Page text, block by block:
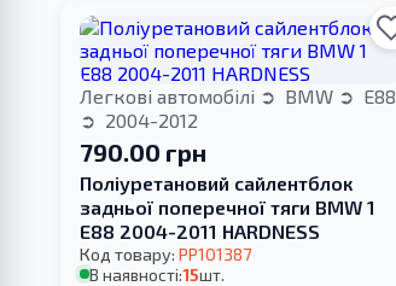
Легкові автомобілі BMW
E88
2004-2012
790.00 грн
Поліуретановий сайлентблок
задньої поперечної тяги BMW 1
E88 2004-2011 HARDNESS
Код товару:PP101387
В наявності:15шт.